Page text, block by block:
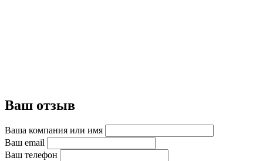
Ваш отзыв
Ваша компания или имя
Ваш email
Ваш телефон